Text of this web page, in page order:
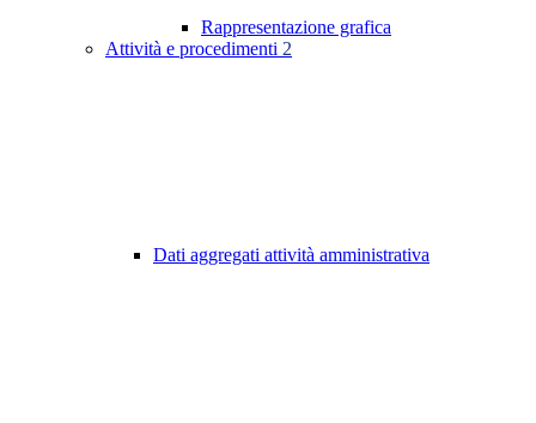
Rappresentazione grafica
Attività e procedimenti 2
Dati aggregati attività amministrativa